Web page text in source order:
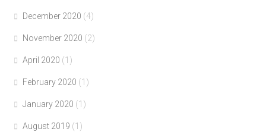
December 2020 (4)
November 2020 (2)
April 2020 (1)
February 2020 (1)
January 2020 (1)
August 2019 (1)